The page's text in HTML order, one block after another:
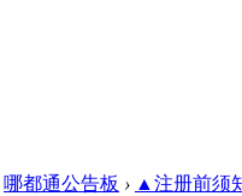
哪都通公告板 › ▲注册前须